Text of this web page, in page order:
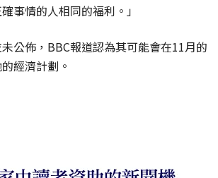
事情的人相同的福利。」
公佈，BBC報道認為其可能會在11月的
經濟計劃。